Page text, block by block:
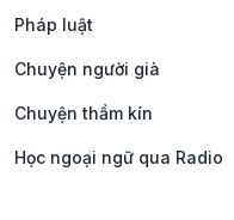
Pháp luật
Chuyện người già
Chuyện thầm kín
Học ngoại ngữ qua Radio